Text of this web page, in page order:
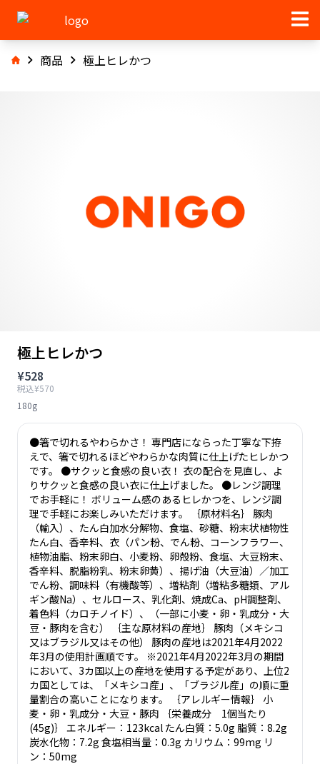
商品 極上ヒレかつ
極上ヒレかつ
¥528
税込¥570
180g
●箸で切れるやわらかさ！ 専門店にならった丁寧な下拵
えで、箸で切れるほどやわらかな肉質に仕上げたヒレかつ
です。 ●サクッと食感の良い衣！ 衣の配合を見直し、よ
りサクッと食感の良い衣に仕上げました。 ●レンジ調理
でお手軽に！ ボリューム感のあるヒレかつを、レンジ調
理で手軽にお楽しみいただけます。 ｛原材料名｝ 豚肉
（輸入）、たん白加水分解物、食塩、砂糖、粉末状植物性
たん白、香辛料、衣（パン粉、でん粉、コーンフラワー、
植物油脂、粉末卵白、小麦粉、卵殻粉、食塩、大豆粉末、
香辛料、脱脂粉乳、粉末卵黄）、揚げ油（大豆油）／加工
でん粉、調味料（有機酸等）、増粘剤（増粘多糖類、アル
ギン酸Na）、セルロース、乳化剤、焼成Ca、pH調整剤、
着色料（カロチノイド）、（一部に小麦・卵・乳成分・大
豆・豚肉を含む） ｛主な原材料の産地｝ 豚肉（メキシコ
又はブラジル又はその他） 豚肉の産地は2021年4月2022
年3月の使用計画順です。 ※2021年4月2022年3月の期間
において、3カ国以上の産地を使用する予定があり、上位2
カ国としては、「メキシコ産」、「ブラジル産」の順に重
量割合の高いことになります。 ｛アレルギー情報｝ 小
麦・卵・乳成分・大豆・豚肉 ｛栄養成分 1個当たり
(45g)｝ エネルギー：123kcal たん白質：5.0g 脂質：8.2g
炭水化物：7.2g 食塩相当量：0.3g カリウム：99mg リ
ン：50mg